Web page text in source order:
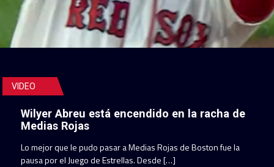
VIDEO
Wilyer Abreu está encendido en la racha de
Medias Rojas
Lo mejor que le pudo pasar a Medias Rojas de Boston fue la
pausa por el Juego de Estrellas. Desde […]